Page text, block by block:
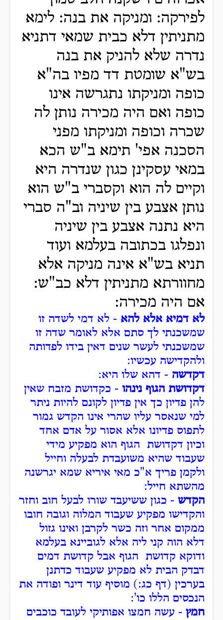
לפירקה: ומניקה את בנה: לימא
מתניתין דלא כבית שמאי דתניא
נדרה שלא להניק את בנה
בש"א שומטת דד מפיו בה"א
כופה ומניקתו נתגרשה אינו
כופה ואם היה מכירה נותן לה
שכרה וכופה ומניקתו מפני
הסכנה אפי' תימא ב"ש הכא
במאי עסקינן כגון שנדרה היא
וקיים לה הוא וקסברי ב"ש הוא
נותן אצבע בין שיניה וב"ה סברי
היא נתנה אצבע בין שיניה
ונפלגו בכתובה בעלמא ועוד
תניא בש"א אינה מניקה אלא
מחוורתא מתניתין דלא כב"ש:
אם היה מכירה:
לא דמיא אלא להא - לא דמי לשדה זו
שמשכנתי לך סתם אלא לאומר שדה זו
שמשכנתי לעשר שנים דאין בידו לפדותה
ולהקדישה עכשיו:
דקדשה - דהא שלו היא:
דקדושת הגוף נינהו - כקדושת מזבח שאין
להן פדיון כך אין פדיון לקונם להיות ניתר
למי שנאסר עליו שהרי אינו הקדש גמור
לתפוס פדיונו אלא אסור על אדם אחד
וכיון דקדושת הגוף הוא מפקיע מידי
שעבוד שהיא משועבדת לבעלה וחייל
ולקמן פריך א"כ מאי איריא שמא יגרשנה
מהשתא חייל:
הקדש - כגון ששיעבד שורו לבעל חוב וחזר
והקדישו מפקיע שעבוד המלוה וגובה חובו
ממקום אחר וזה כשר לקרבן ואינו גזול
דלא הוה קני ליה אלא לגוביינא בעלמא
ודוקא קדושת הגוף אבל קדושת דמים
דבדק הבית לא מפקיע שעבוד כדתנן
בערכין (דף כג:) מוסיף עוד דינר ופודה את
הנכסים הללו כו':
חמץ - עשה חמצו אפותיקי לעובד כוכבים